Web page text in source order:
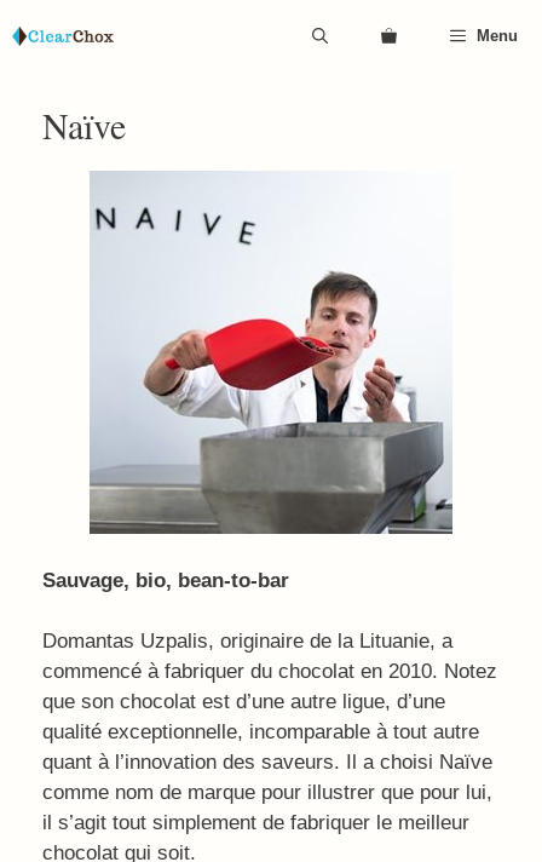
au
Menu
Naïve
Sauvage, bio, bean-to-bar
Domantas Uzpalis, originaire de la Lituanie, a
commencé à fabriquer du chocolat en 2010. Notez
que son chocolat est d’une autre ligue, d’une
qualité exceptionnelle, incomparable à tout autre
quant à l’innovation des saveurs. Il a choisi Naïve
comme nom de marque pour illustrer que pour lui,
il s’agit tout simplement de fabriquer le meilleur
chocolat qui soit.